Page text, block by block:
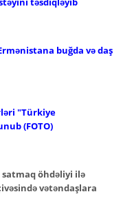
buğda və daş
"Türkiye
(FOTO)
öhdəliyi ilə
vətəndaşlara